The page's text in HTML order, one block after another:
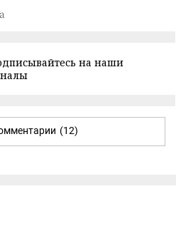
на наши
(12)